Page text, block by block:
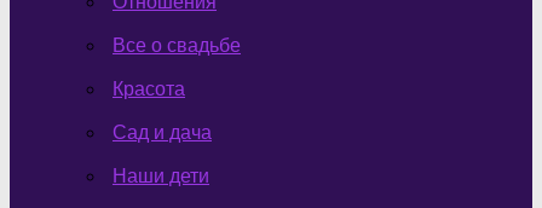
Все о свадьбе
Красота
Сад и дача
Наши дети